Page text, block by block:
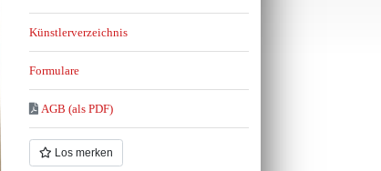
Künstlerverzeichnis
Formulare
AGB (als PDF)
Los merken